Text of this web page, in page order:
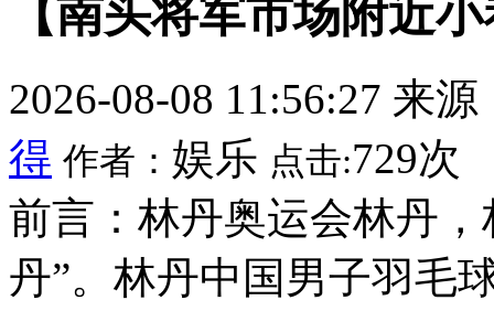
【南头将军市场附近
2026-08-08 11:56:27 来源
得 作者： 娱乐 点击:729次
前言：林丹奥运会林丹
丹”。林丹中国男子羽毛